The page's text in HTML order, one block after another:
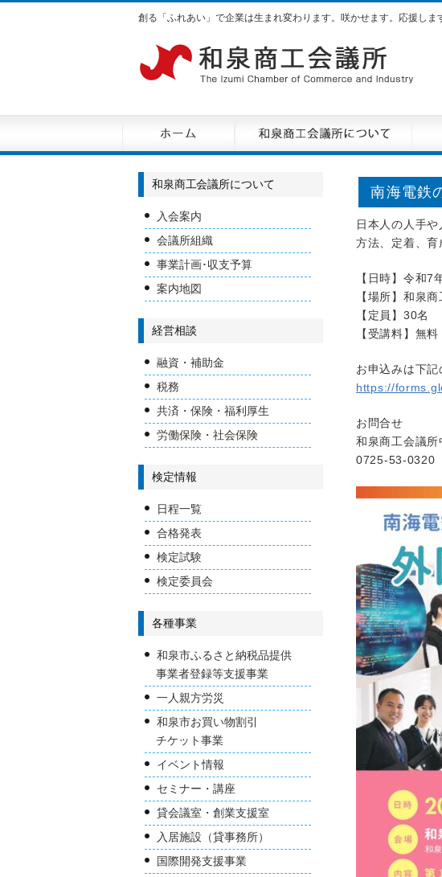
創る「ふれあい」で企業は生まれ変わります。咲かせます。応援しま
南海電鉄
日本人の人手
方法、定着、育
【日時】令和
【場所】和泉
【定員】30名
【受講料】無料
お申込みは下記
https://
お問合せ
和泉商工会議
0725-53-0320
和泉商工会議所について
入会案内
会議所組織
事業計画･収支予算
案内地図
経営相談
融資・補助金
税務
共済・保険・福利厚生
労働保険・社会保険
検定情報
日程一覧
合格発表
検定試験
検定委員会
各種事業
和泉市ふるさと納税品提供
事業者登録等支援事業
一人親方労災
和泉市お買い物割引
チケット事業
イベント情報
セミナー・講座
貸会議室・創業支援室
入居施設（貸事務所）
国際開発支援事業